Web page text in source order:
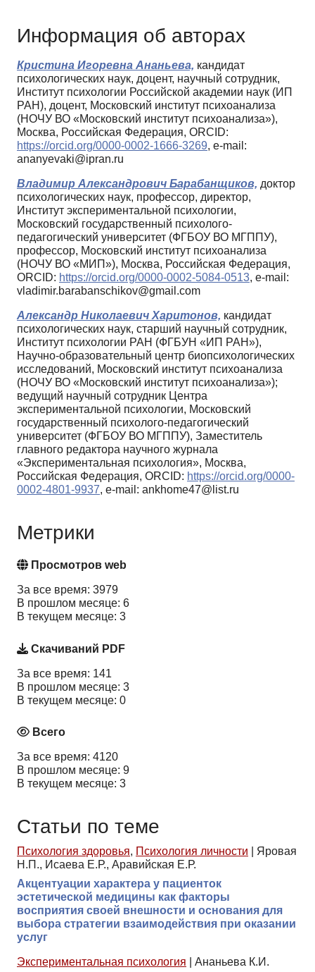
Информация об авторах
Кристина Игоревна Ананьева, кандидат
психологических наук, доцент, научный сотрудник,
Институт психологии Российской академии наук (ИП
РАН), доцент, Московский институт психоанализа
(НОЧУ ВО «Московский институт психоанализа»),
Москва, Российская Федерация, ORCID:
https://orcid.org/0000-0002-1666-3269, e-mail:
ananyevaki@ipran.ru
Владимир Александрович Барабанщиков, доктор
психологических наук, профессор, директор,
Институт экспериментальной психологии,
Московский государственный психолого-
педагогический университет (ФГБОУ ВО МГППУ),
профессор, Московский институт психоанализа
(НОЧУ ВО «МИП»), Москва, Российская Федерация,
ORCID: https://orcid.org/0000-0002-5084-0513, e-mail:
vladimir.barabanschikov@gmail.com
Александр Николаевич Харитонов, кандидат
психологических наук, старший научный сотрудник,
Институт психологии РАН (ФГБУН «ИП РАН»),
Научно-образовательный центр биопсихологических
исследований, Московский институт психоанализа
(НОЧУ ВО «Московский институт психоанализа»);
ведущий научный сотрудник Центра
экспериментальной психологии, Московский
государственный психолого-педагогический
университет (ФГБОУ ВО МГППУ), Заместитель
главного редактора научного журнала
«Экспериментальная психология», Москва,
Российская Федерация, ORCID: https://orcid.org/0000-
0002-4801-9937, e-mail: ankhome47@list.ru
Метрики
Просмотров web
За все время: 3979
В прошлом месяце: 6
В текущем месяце: 3
Скачиваний PDF
За все время: 141
В прошлом месяце: 3
В текущем месяце: 0
Всего
За все время: 4120
В прошлом месяце: 9
В текущем месяце: 3
Статьи по теме
Психология здоровья, Психология личности
Яровая
Н.П., Исаева Е.Р., Аравийская Е.Р.
Акцентуации характера у пациенток
эстетической медицины как факторы
восприятия своей внешности и основания для
выбора стратегии взаимодействия при оказании
услуг
Экспериментальная психология
Ананьева К.И.